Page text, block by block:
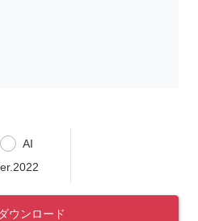
AI
ダウンロード